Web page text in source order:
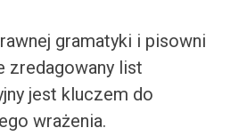
gramatyki i pisowni
zredagowany list
jest kluczem do
wrażenia.